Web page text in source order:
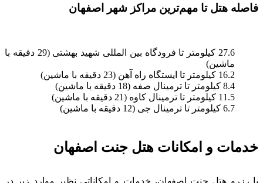
فاصله هتل تا مهم‌ترین مراکز شهر اصفهان
27.6 کیلومتر تا فرودگاه بین المللی شهید بهشتی (29 دقیقه با
ماشین)
16.2 کیلومتر تا ایستگاه راه آهن (23 دقیقه با ماشین)
8.4 کیلومتر تا ترمینال صفه (18 دقیقه با ماشین)
11.5 کیلومتر تا ترمینال کاوه (21 دقیقه با ماشین)
6.7 کیلومتر تا ترمینال جی (12 دقیقه با ماشین)
خدمات و امکانات هتل جنت اصفهان
با رزرو هتل جنت اصفهان، خدمات و امکاناتی نظیر موارد زیر در